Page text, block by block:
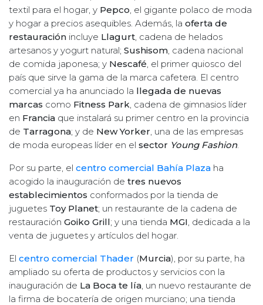
textil para el hogar, y Pepco , el gigante polaco de moda
y hogar a precios asequibles. Además, la oferta de
restauración incluye Llagurt , cadena de helados
artesanos y yogurt natural; Sushisom , cadena nacional
de comida japonesa; y Nescafé , el primer quiosco del
país que sirve la gama de la marca cafetera. El centro
comercial ya ha anunciado la llegada de nuevas
marcas como Fitness Park , cadena de gimnasios líder
en Francia que instalará su primer centro en la provincia
de Tarragona; y de New Yorker , una de las empresas
de moda europeas líder en el sector Young Fashion.
Por su parte, el centro comercial Bahía Plaza ha
acogido la inauguración de tres nuevos
establecimientos conformados por la tienda de
juguetes Toy Planet; un restaurante de la cadena de
restauración Goiko Grill; y una tienda MGI , dedicada a la
venta de juguetes y artículos del hogar.
El centro comercial Thader (Murcia), por su parte, ha
ampliado su oferta de productos y servicios con la
inauguración de La Boca te lía , un nuevo restaurante de
la firma de bocatería de origen murciano; una tienda